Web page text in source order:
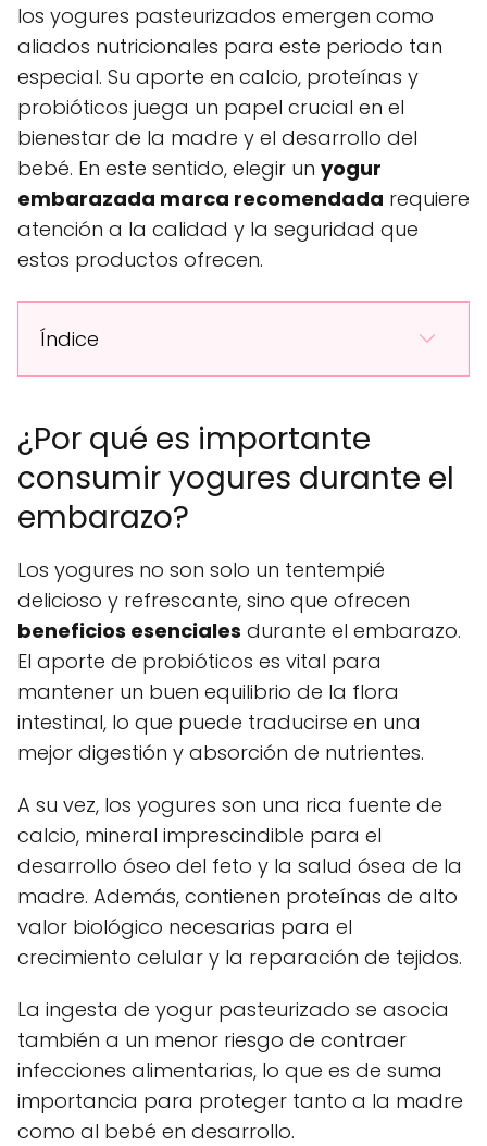
los yogures pasteurizados emergen como
aliados nutricionales para este periodo tan
especial. Su aporte en calcio, proteínas y
probióticos juega un papel crucial en el
bienestar de la madre y el desarrollo del
bebé. En este sentido, elegir un yogur
embarazada marca recomendada requiere
atención a la calidad y la seguridad que
estos productos ofrecen.
Índice
¿Por qué es importante
consumir yogures durante el
embarazo?
Los yogures no son solo un tentempié
delicioso y refrescante, sino que ofrecen
beneficios esenciales durante el embarazo.
El aporte de probióticos es vital para
mantener un buen equilibrio de la flora
intestinal, lo que puede traducirse en una
mejor digestión y absorción de nutrientes.
A su vez, los yogures son una rica fuente de
calcio, mineral imprescindible para el
desarrollo óseo del feto y la salud ósea de la
madre. Además, contienen proteínas de alto
valor biológico necesarias para el
crecimiento celular y la reparación de tejidos.
La ingesta de yogur pasteurizado se asocia
también a un menor riesgo de contraer
infecciones alimentarias, lo que es de suma
importancia para proteger tanto a la madre
como al bebé en desarrollo.